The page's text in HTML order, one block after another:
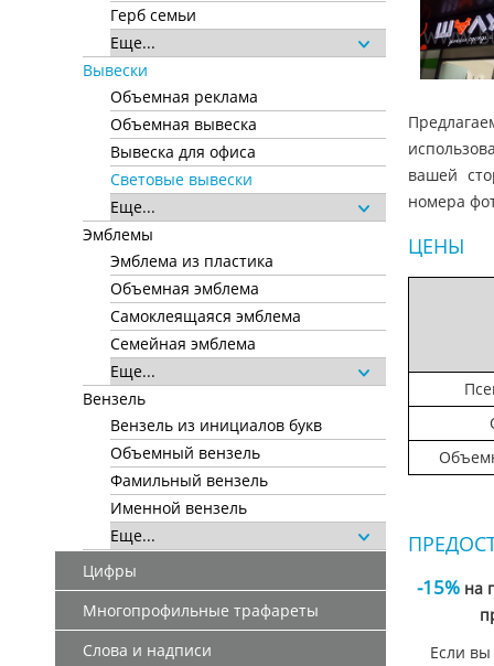
Герб семьи
Еще...
Вывески
Объемная реклама
Объемная вывеска
Вывеска для офиса
Световые вывески
Еще...
Эмблемы
Эмблема из пластика
Объемная эмблема
Самоклеящаяся эмблема
Семейная эмблема
Еще...
Вензель
Вензель из инициалов букв
Объемный вензель
Фамильный вензель
Именной вензель
Еще...
Цифры
Многопрофильные трафареты
Слова и надписи
вашей
номера
ЦЕНЫ
-15%на
Если вы